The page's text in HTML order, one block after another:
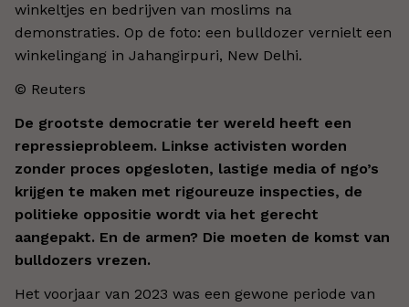
winkeltjes en bedrijven van moslims na
demonstraties. Op de foto: een bulldozer vernielt een
winkelingang in Jahangirpuri, New Delhi.
© Reuters
De grootste democratie ter wereld heeft een
repressieprobleem. Linkse activisten worden
zonder proces opgesloten, lastige media of ngo’s
krijgen te maken met rigoureuze inspecties, de
politieke oppositie wordt via het gerecht
aangepakt. En de armen? Die moeten de komst van
bulldozers vrezen.
Het voorjaar van 2023 was een gewone periode van